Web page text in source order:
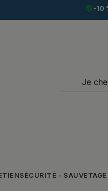
check_circle-10
SÉCURITÉ - SAUVETAGE